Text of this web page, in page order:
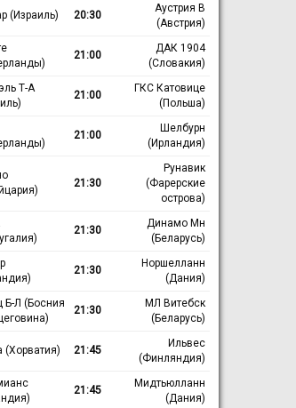
(Израиль) 20:30
Аустрия В
(Австрия)
21:00
ДАК 1904
(Словакия)
Т-А
21:00
ГКС Катовице
(Польша)
21:00
Шелбурн
(Ирландия)
21:30
Рунавик
(Фарерские
острова)
21:30
Динамо Мн
(Беларусь)
21:30
Норшелланн
(Дания)
Б-Л (Босния
21:30
МЛ Витебск
(Беларусь)
(Хорватия) 21:45
Ильвес
(Финляндия)
21:45
Мидтьюлланн
(Дания)